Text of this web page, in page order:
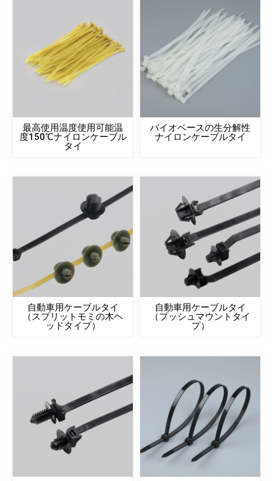
最高使用温度使用可能温
度150℃ナイロンケーブル
タイ
バイオベースの生分解性
ナイロンケーブルタイ
自動車用ケーブルタイ
（スプリットモミの木ヘ
ッドタイプ）
自動車用ケーブルタイ
（プッシュマウントタイ
プ）